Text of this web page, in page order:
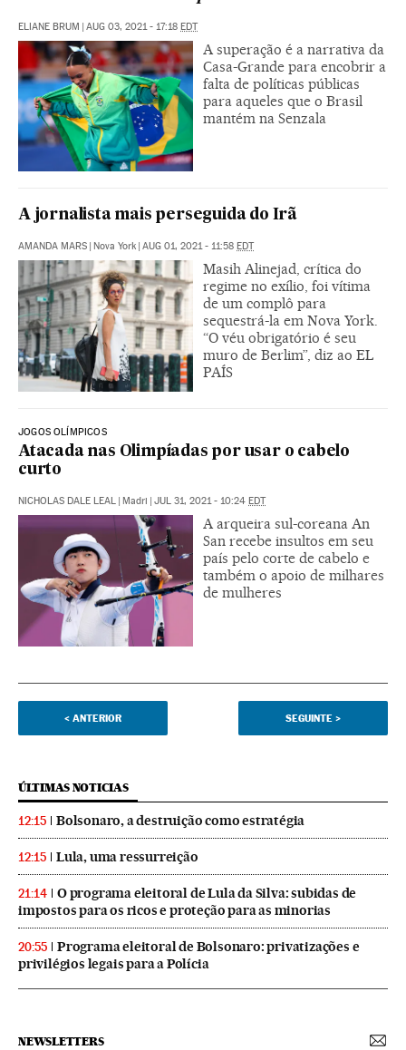
ELIANE BRUM | AUG 03, 2021 - 17:18 EDT
A superação é a narrativa da
Casa-Grande para encobrir a
falta de políticas públicas
para aqueles que o Brasil
mantém na Senzala
A jornalista mais perseguida do Irã
AMANDA MARS Nova York AUG 01, 2021 - 11:58 EDT
Masih Alinejad, crítica do
regime no exílio, foi vítima
de um complô para
sequestrá-la em Nova York.
“O véu obrigatório é seu
muro de Berlim”, diz ao EL
PAÍS
JOGOS OLÍMPICOS
Atacada nas Olimpíadas por usar o cabelo
curto
NICHOLAS DALE LEAL Madri JUL 31, 2021 - 10:24 EDT
A arqueira sul-coreana An
San recebe insultos em seu
país pelo corte de cabelo e
também o apoio de milhares
de mulheres
< ANTERIOR SEGUINTE >
ÚLTIMAS NOTICIAS
12:15 Bolsonaro, a destruição como estratégia
12:15 Lula, uma ressurreição
21:14
O programa eleitoral de Lula da Silva: subidas de
impostos para os ricos e proteção para as minorias
20:55
Programa eleitoral de Bolsonaro: privatizações e
privilégios legais para a Polícia
NEWSLETTERS